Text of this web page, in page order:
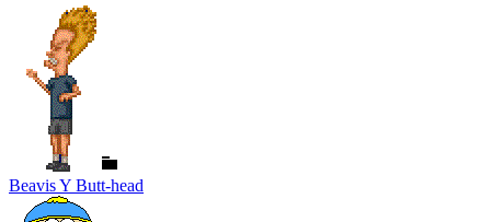
Beavis Y Butt-head